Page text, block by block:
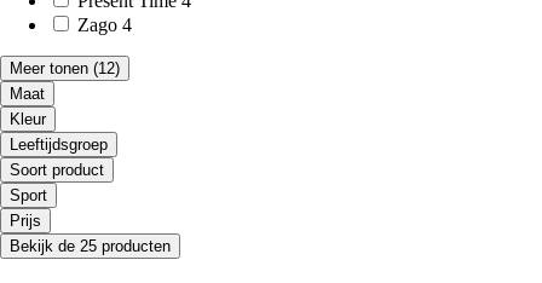
Zago 4
Meer tonen (12)
Maat
Kleur
Leeftijdsgroep
Soort product
Sport
Prijs
Bekijk de 25 producten